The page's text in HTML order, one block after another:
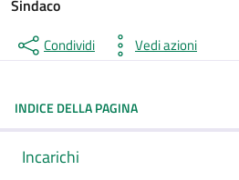
Sindaco
Condividi Vedi azioni
INDICE DELLA PAGINA
Incarichi